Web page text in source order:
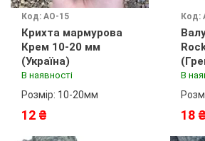
Код: АО-15
Крихта мармурова
Крем 10-20 мм
(Україна)
В наявності
Розмір: 10-20мм
12 ₴
Код:
В
18 ₴